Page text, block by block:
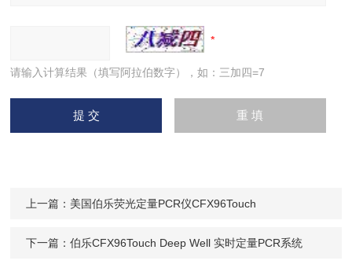
请输入计算结果（填写阿拉伯数字），如：三加四=7
上一篇： 美国伯乐荧光定量PCR仪CFX96Touch
下一篇：伯乐CFX96Touch Deep Well 实时定量PCR系统